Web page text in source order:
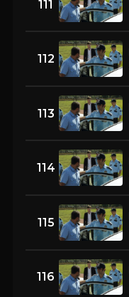
111
112
113
114
115
116